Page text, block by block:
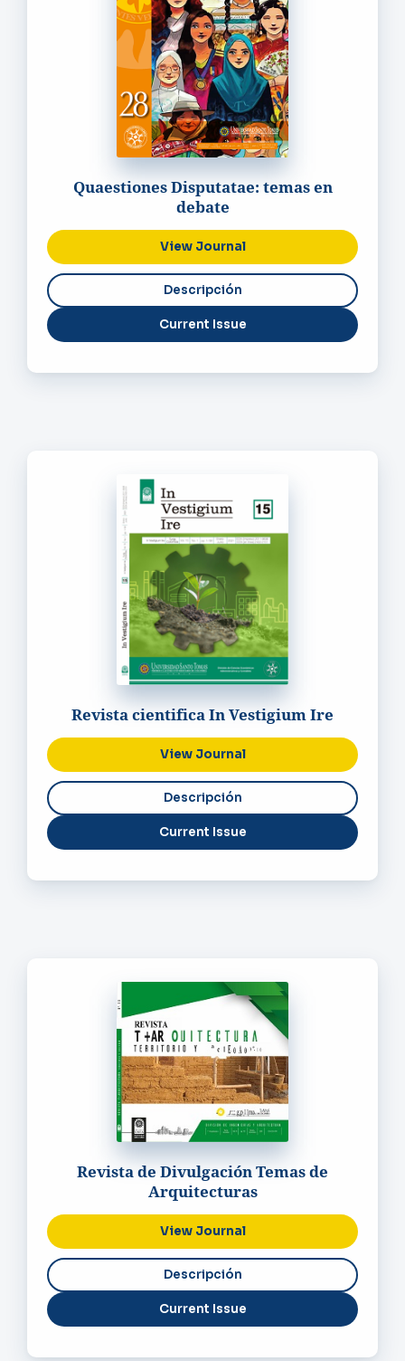
Quaestiones Disputatae: temas en
debate
View Journal
Current Issue
Revista cientifica In Vestigium Ire
View Journal
Current Issue
Revista de Divulgación Temas de
Arquitecturas
View Journal
Current Issue